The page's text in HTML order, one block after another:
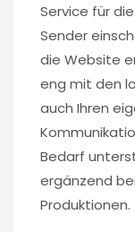
Service für
Sender
die Website
eng mit den
auch Ihren
Bedarf
ergänzend
Produktionen.